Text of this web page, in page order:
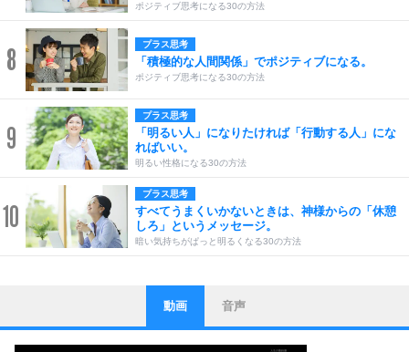
ポジティブ思考になる30の方法
8 プラス思考
「積極的な人間関係」でポジティブになる。
ポジティブ思考になる30の方法
9
プラス思考
「明るい人」になりたければ「行動する人」にな
ればいい。
明るい性格になる30の方法
10
プラス思考
すべてうまくいかないときは、神様からの「休憩
しろ」というメッセージ。
暗い気持ちがぱっと明るくなる30の方法
1
ストレス対策
他人と比べない。
いっそのこと、他人を見ない。
動画 音声